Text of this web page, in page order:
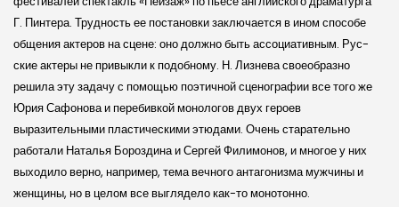
Г. Пинтера. Трудность ее постановки заключается в ином способе
общения актеров на сцене: оно должно быть ассоциативным. Рус­
ские актеры не привыкли к подобному. Н. Лизнева своеобразно
решила эту задачу с помощью поэтичной сценографии все того же
Юрия Сафонова и перебивкой монологов двух героев
выразительными пластиче­скими этюдами. Очень старательно
работали Наталья Бороздина и Сергей Филимонов, и многое у них
выходило верно, например, тема вечного антагонизма мужчины и
женщины, но в целом все выглядело как-то монотонно.